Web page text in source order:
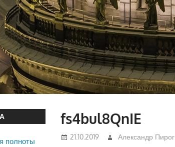
fs4bul8QnIE
21.10.2019 Александр Пирог
полноты